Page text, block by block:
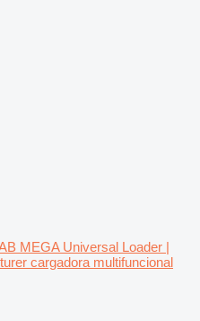
MEGA Universal Loader |
cargadora multifuncional